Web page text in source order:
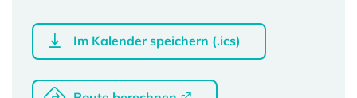
Im Kalender speichern (.ics)